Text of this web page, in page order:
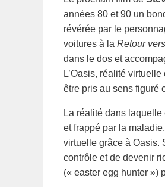
années 80 et 90 un
révérée par le
voitures à la Retour
dans le dos et
L’Oasis, réalité
être pris au sens figuré
La réalité dans
et frappé par la
virtuelle grâce à Oasis.
contrôle et de devenir
(« easter egg hunter »)